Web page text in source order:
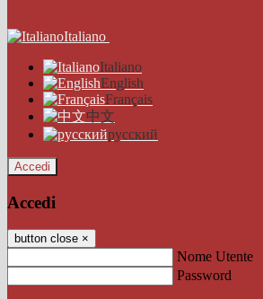
Italiano
Italiano
English
Français
中文
русский
Accedi
Accedi
button close ×
Nome Utente
Password